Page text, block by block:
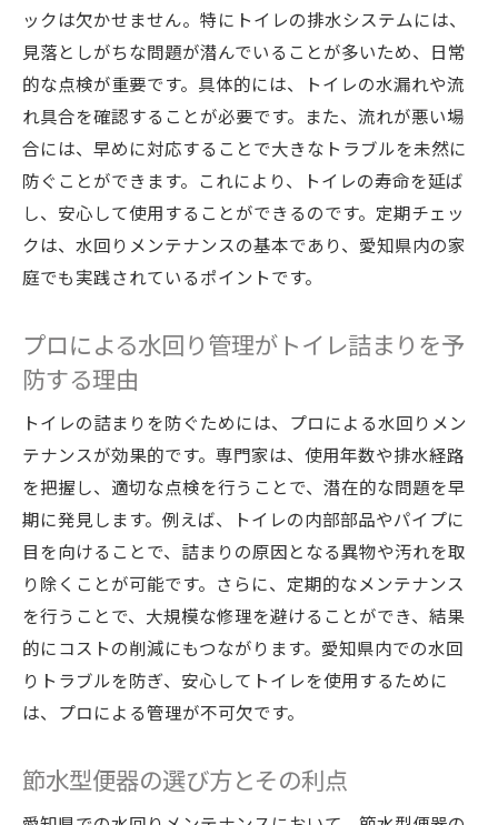
ックは欠かせません。特にトイレの排水システムには、
見落としがちな問題が潜んでいることが多いため、日常
的な点検が重要です。具体的には、トイレの水漏れや流
れ具合を確認することが必要です。また、流れが悪い場
合には、早めに対応することで大きなトラブルを未然に
防ぐことができます。これにより、トイレの寿命を延ば
し、安心して使用することができるのです。定期チェッ
クは、水回りメンテナンスの基本であり、愛知県内の家
庭でも実践されているポイントです。
プロによる水回り管理がトイレ詰まりを予
防する理由
トイレの詰まりを防ぐためには、プロによる水回りメン
テナンスが効果的です。専門家は、使用年数や排水経路
を把握し、適切な点検を行うことで、潜在的な問題を早
期に発見します。例えば、トイレの内部部品やパイプに
目を向けることで、詰まりの原因となる異物や汚れを取
り除くことが可能です。さらに、定期的なメンテナンス
を行うことで、大規模な修理を避けることができ、結果
的にコストの削減にもつながります。愛知県内での水回
りトラブルを防ぎ、安心してトイレを使用するために
は、プロによる管理が不可欠です。
節水型便器の選び方とその利点